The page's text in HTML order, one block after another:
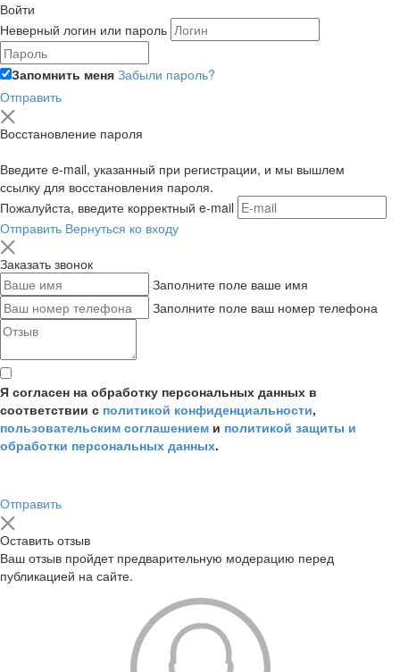
Войти
Неверный логин или пароль
Запомнить меня Забыли пароль?
Отправить
Восстановление пароля
Введите e-mail, указанный при регистрации, и мы вышлем
ссылку для восстановления пароля.
Пожалуйста, введите корректный e-mail
Отправить Вернуться ко входу
Заказать звонок
Заполните поле ваше имя
Заполните поле ваш номер телефона
Я согласен на обработку персональных данных в
соответствии с политикой конфиденциальности,
пользовательским соглашением и политикой защиты и
обработки персональных данных.
Отправить
Оставить отзыв
Ваш отзыв пройдет предварительную модерацию перед
публикацией на сайте.